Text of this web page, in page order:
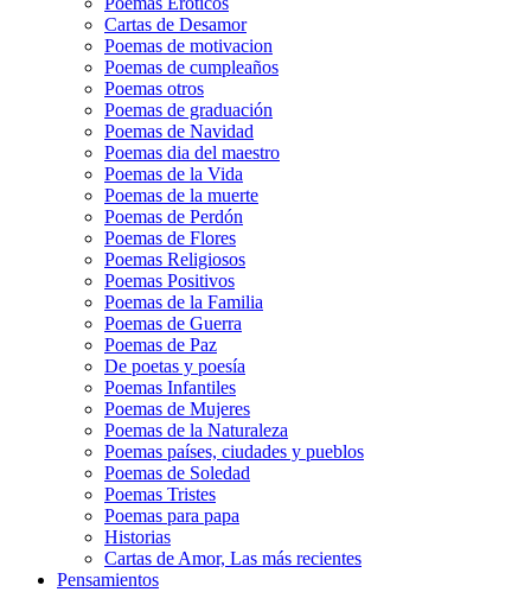
Cartas de Desamor
Poemas de motivacion
Poemas de cumpleaños
Poemas otros
Poemas de graduación
Poemas de Navidad
Poemas dia del maestro
Poemas de la Vida
Poemas de la muerte
Poemas de Perdón
Poemas de Flores
Poemas Religiosos
Poemas Positivos
Poemas de la Familia
Poemas de Guerra
Poemas de Paz
De poetas y poesía
Poemas Infantiles
Poemas de Mujeres
Poemas de la Naturaleza
Poemas países, ciudades y pueblos
Poemas de Soledad
Poemas Tristes
Poemas para papa
Historias
Cartas de Amor, Las más recientes
Pensamientos